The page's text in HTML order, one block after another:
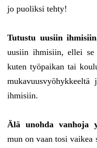
jo puoliksi tehty!
Tutustu uusiin
uusiin ihmisiin, ellei se
kuten työpaikan tai
ihmisiin.
Älä unohda vanhoja
mun on vaan tosi vaikea